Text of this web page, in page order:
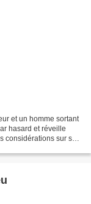
et un homme sortant
hasard et réveille
considérations sur sa